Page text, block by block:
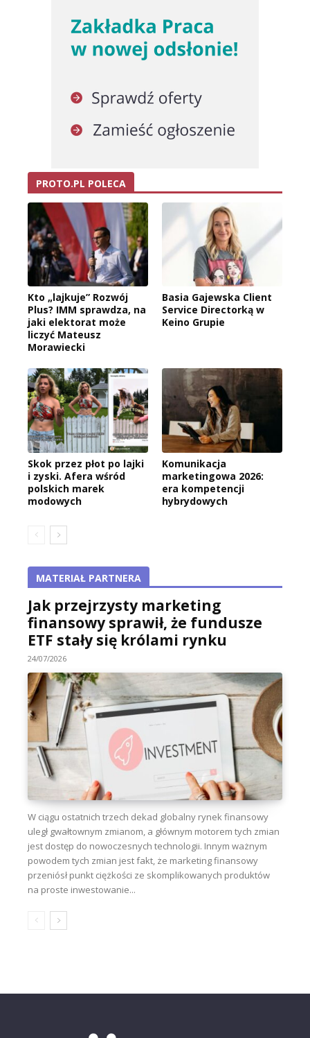
PROTO.PL POLECA
Kto „lajkuje” Rozwój
Plus? IMM sprawdza, na
jaki elektorat może
liczyć Mateusz
Morawiecki
Basia Gajewska Client
Service Directorką w
Keino Grupie
Skok przez płot po lajki
i zyski. Afera wśród
polskich marek
modowych
Komunikacja
marketingowa 2026:
era kompetencji
hybrydowych
MATERIAŁ PARTNERA
Jak przejrzysty marketing
finansowy sprawił, że fundusze
ETF stały się królami rynku
24/07/2026
W ciągu ostatnich trzech dekad globalny rynek finansowy
uległ gwałtownym zmianom, a głównym motorem tych zmian
jest dostęp do nowoczesnych technologii. Innym ważnym
powodem tych zmian jest fakt, że marketing finansowy
przeniósł punkt ciężkości ze skomplikowanych produktów
na proste inwestowanie...